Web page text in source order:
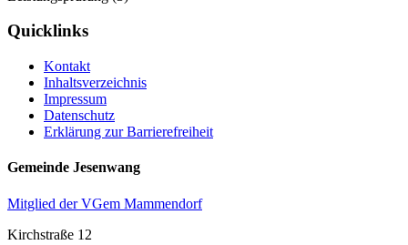
Quicklinks
Kontakt
Inhaltsverzeichnis
Impressum
Datenschutz
Erklärung zur Barrierefreiheit
Gemeinde Jesenwang
Mitglied der VGem Mammendorf
Kirchstraße 12